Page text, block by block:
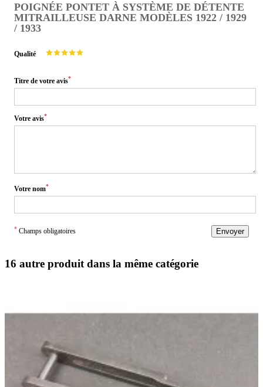
POIGNÉE PONTET À SYSTÈME DE DÉTENTE
MITRAILLEUSE DARNE MODÈLES 1922 / 1929
/ 1933
Qualité
Titre de votre avis*
Votre avis*
Votre nom*
* Champs obligatoires Envoyer
16 autre produit dans la même catégorie